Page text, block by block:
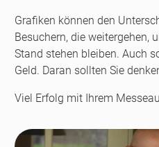
Grafiken können den
Besuchern, die weitergehen,
Stand stehen bleiben. Auch
Geld. Daran sollten Sie
Viel Erfolg mit Ihrem